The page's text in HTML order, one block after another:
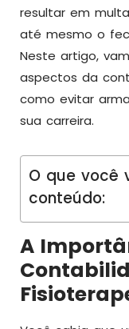
resultar em
até mesmo o
Neste artigo,
aspectos da
como evitar
sua carreira.
O que você
conteúdo:
A